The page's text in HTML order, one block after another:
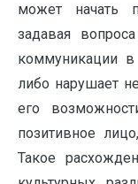
может начать
задавая
коммуникации
либо нарушает
его
позитивное
Такое